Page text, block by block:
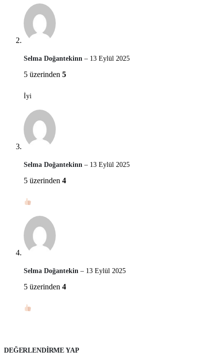
5 üzerinden 5
Selma Doğantekinn – 13 Eylül 2025
İyi
5 üzerinden 4
Selma Doğantekinn – 13 Eylül 2025
5 üzerinden 4
Selma Doğantekin – 13 Eylül 2025
DEĞERLENDIRME YAP